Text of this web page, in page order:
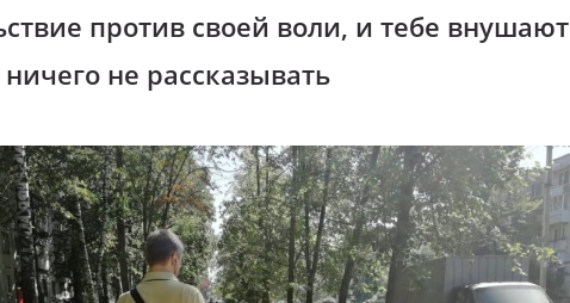
против своей воли, и тебе внушают
не рассказывать